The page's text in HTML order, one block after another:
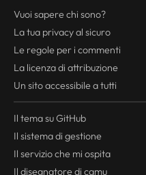
Vuoi sapere chi sono?
La tua privacyal sicuro
Le regole per i commenti
La licenza di attribuzione
Un sito accessibile a tutti
Il tema su GitHub
Il sistema di gestione
Il servizio che mi ospita
Il disegnatore di camu